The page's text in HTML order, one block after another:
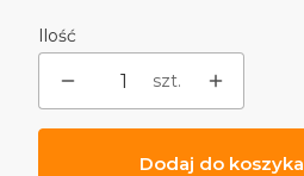
Ilość
szt.
Dodaj do koszyka